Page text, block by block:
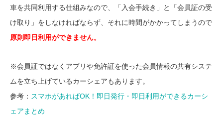
車を共同利用する仕組みなので、「入会手続き」と「会員証の受
け取り」をしなければならず、それに時間がかかってしまうので
原則即日利用ができません。
※会員証ではなくアプリや免許証を使った会員情報の共有システ
ムを立ち上げているカーシェアもあります。
参考： スマホがあればOK！即日発行・即日利用ができるカーシ
ェアまとめ